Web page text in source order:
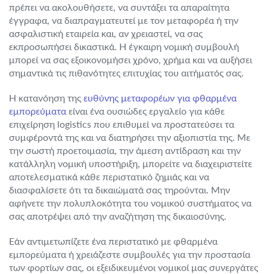
πρέπει να ακολουθήσετε, να συντάξει τα απαραίτητα
έγγραφα, να διαπραγματευτεί με τον μεταφορέα ή την
ασφαλιστική εταιρεία και, αν χρειαστεί, να σας
εκπροσωπήσει δικαστικά. Η έγκαιρη νομική συμβουλή
μπορεί να σας εξοικονομήσει χρόνο, χρήμα και να αυξήσει
σημαντικά τις πιθανότητες επιτυχίας του αιτήματός σας.
Η κατανόηση της ευθύνης μεταφορέων για φθαρμένα
εμπορεύματα είναι ένα ουσιώδες εργαλείο για κάθε
επιχείρηση logistics που επιθυμεί να προστατεύσει τα
συμφέροντά της και να διατηρήσει την αξιοπιστία της. Με
την σωστή προετοιμασία, την άμεση αντίδραση και την
κατάλληλη νομική υποστήριξη, μπορείτε να διαχειριστείτε
αποτελεσματικά κάθε περιστατικό ζημιάς και να
διασφαλίσετε ότι τα δικαιώματά σας τηρούνται. Μην
αφήνετε την πολυπλοκότητα του νομικού συστήματος να
σας αποτρέψει από την αναζήτηση της δικαιοσύνης.
Εάν αντιμετωπίζετε ένα περιστατικό με φθαρμένα
εμπορεύματα ή χρειάζεστε συμβουλές για την προστασία
των φορτίων σας, οι εξειδικευμένοι νομικοί μας συνεργάτες